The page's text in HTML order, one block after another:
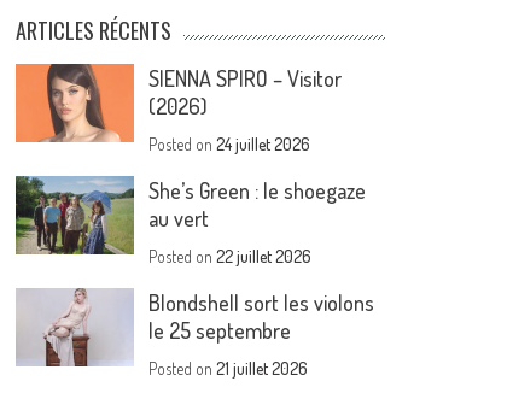
ARTICLES RÉCENTS
SIENNA SPIRO – Visitor
(2026)
Posted on24 juillet 2026
She’s Green : le shoegaze
au vert
Posted on22 juillet 2026
Blondshell sort les violons
le 25 septembre
Posted on21 juillet 2026